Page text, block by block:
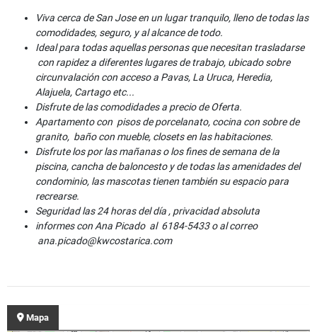
Viva cerca de San Jose en un lugar tranquilo, lleno de todas las
comodidades, seguro, y al alcance de todo.
Ideal para todas aquellas personas que necesitan trasladarse
con rapidez a diferentes lugares de trabajo, ubicado sobre
circunvalación con acceso a Pavas, La Uruca, Heredia,
Alajuela, Cartago etc...
Disfrute de las comodidades a precio de Oferta.
Apartamento con pisos de porcelanato, cocina con sobre de
granito, baño con mueble, closets en las habitaciones.
Disfrute los por las mañanas o los fines de semana de la
piscina, cancha de baloncesto y de todas las amenidades del
condominio, las mascotas tienen también su espacio para
recrearse.
Seguridad las 24 horas del día , privacidad absoluta
informes con Ana Picado al 6184-5433 o al correo
ana.picado@kwcostarica.com
Mapa